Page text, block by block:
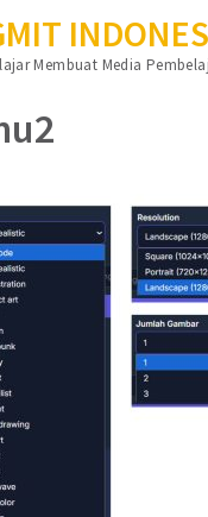
Membuat Media